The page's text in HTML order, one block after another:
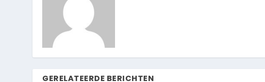
GERELATEERDE BERICHTEN